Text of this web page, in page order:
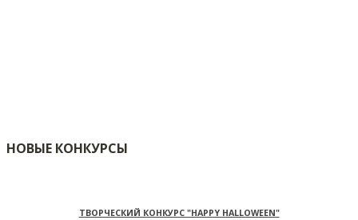
НОВЫЕ КОНКУРСЫ
ТВОРЧЕСКИЙ КОНКУРС "HAPPY HALLOWEEN"